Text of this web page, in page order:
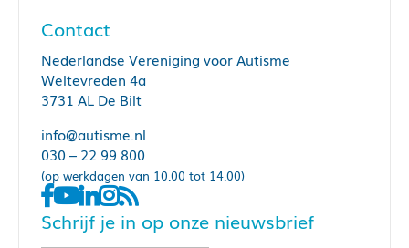
Contact
Nederlandse Vereniging voor Autisme
Weltevreden 4a
3731 AL De Bilt
info@autisme.nl
030 – 22 99 800
(op werkdagen van 10.00 tot 14.00)
Schrijf je in op onze nieuwsbrief